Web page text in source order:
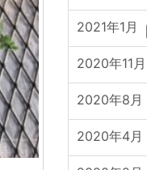
2021年1月
2020年11月
2020年8月
2020年4月